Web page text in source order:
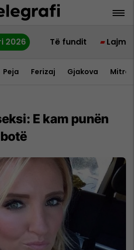
2026 Të fundit Lajme
Peja Ferizaj Gjakova
E kam punën